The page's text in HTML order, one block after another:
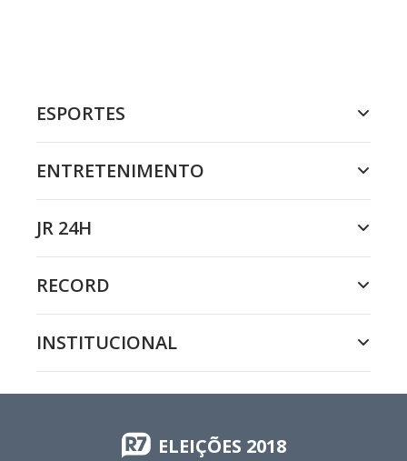
ESPORTES
ENTRETENIMENTO
JR 24H
RECORD
INSTITUCIONAL
ELEIÇÕES 2018